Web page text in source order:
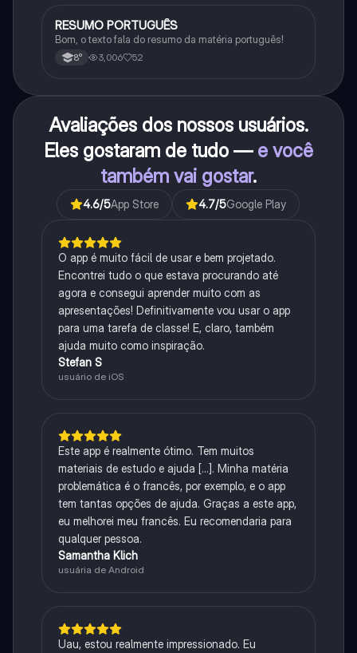
Português
RESUMO PORTUGUÊS
Bom, o texto fala do resumo da matéria português!
8° 3,006 52
Avaliações dos nossos usuários.
Eles gostaram de tudo — e você
também vai gostar.
4.6/5App Store 4.7/5Google Play
O app é muito fácil de usar e bem projetado.
Encontrei tudo o que estava procurando até
agora e consegui aprender muito com as
apresentações! Definitivamente vou usar o app
para uma tarefa de classe! E, claro, também
ajuda muito como inspiração.
Stefan S
usuário de iOS
Este app é realmente ótimo. Tem muitos
materiais de estudo e ajuda [...]. Minha matéria
problemática é o francês, por exemplo, e o app
tem tantas opções de ajuda. Graças a este app,
eu melhorei meu francês. Eu recomendaria para
qualquer pessoa.
Samantha Klich
usuária de Android
Uau, estou realmente impressionado. Eu